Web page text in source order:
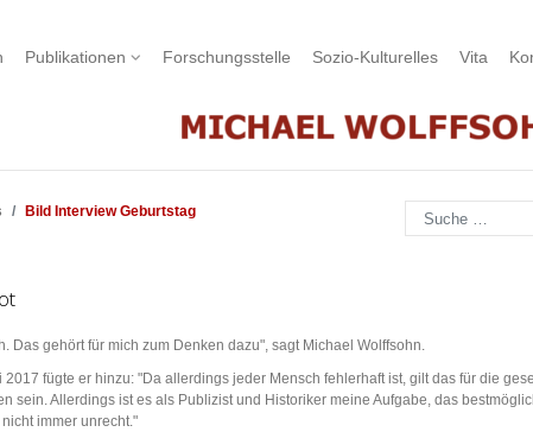
Publikationen Forschungsstelle Sozio-Kulturelles Vita
Bild Interview Geburtstag Suchen
Das gehört für mich zum Denken dazu", sagt Michael Wolffsohn.
2017 fügte er hinzu: "Da allerdings jeder Mensch fehlerhaft ist, gilt das für die
sein. Allerdings ist es als Publizist und Historiker meine Aufgabe, das
immer unrecht."